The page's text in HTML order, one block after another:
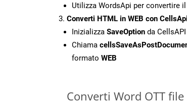
Utilizza WordsApi per convertire
Converti HTML in WEB con CellsApi
Inizializza SaveOption da
Chiama
formato WEB
Converti Word OTT